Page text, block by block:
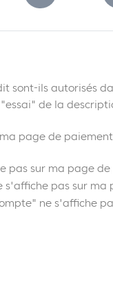
sont-ils autorisés
de la
page de
pas sur ma page
s'affiche pas sur
ne s'affiche